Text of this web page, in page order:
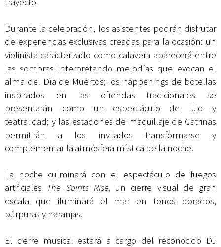
trayecto.
Durante la celebración, los asistentes podrán disfrutar
de experiencias exclusivas creadas para la ocasión: un
violinista caracterizado como calavera aparecerá entre
las sombras interpretando melodías que evocan el
alma del Día de Muertos; los happenings de botellas
inspirados en las ofrendas tradicionales se
presentarán como un espectáculo de lujo y
teatralidad; y las estaciones de maquillaje de Catrinas
permitirán a los invitados transformarse y
complementar la atmósfera mística de la noche.
La noche culminará con el espectáculo de fuegos
artificiales The Spirits Rise, un cierre visual de gran
escala que iluminará el mar en tonos dorados,
púrpuras y naranjas.
El cierre musical estará a cargo del reconocido DJ